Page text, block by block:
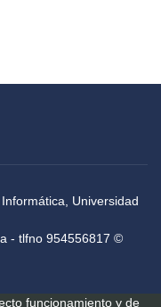
Universidad
- tlfno 954556817 ©
funcionamiento y de